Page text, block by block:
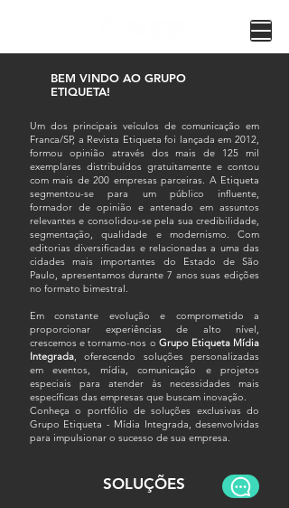
BEM VINDO AO GRUPO
ETIQUETA!
Um dos principais veículos de comunicação em
Franca/SP, a Revista Etiqueta foi lançada em 2012,
formou opinião através dos mais de 125 mil
exemplares distribuídos gratuitamente e contou
com mais de 200 empresas parceiras. A Etiqueta
segmentou-se para um público influente,
formador de opinião e antenado em assuntos
relevantes e consolidou-se pela sua credibilidade,
segmentação, qualidade e modernismo. Com
editorias diversificadas e relacionadas a uma das
cidades mais importantes do Estado de São
Paulo, apresentamos durante 7 anos suas edições
no formato bimestral.
Em constante evolução e comprometido a
proporcionar experiências de alto nível,
crescemos e tornamo-nos o Grupo Etiqueta Mídia
Integrada, oferecendo soluções personalizadas
em eventos, mídia, comunicação e projetos
especiais para atender às necessidades mais
específicas das empresas que buscam inovação.
Conheça o portfólio de soluções exclusivas do
Grupo Etiqueta - Mídia Integrada, desenvolvidas
para impulsionar o sucesso de sua empresa.
SOLUÇÕES